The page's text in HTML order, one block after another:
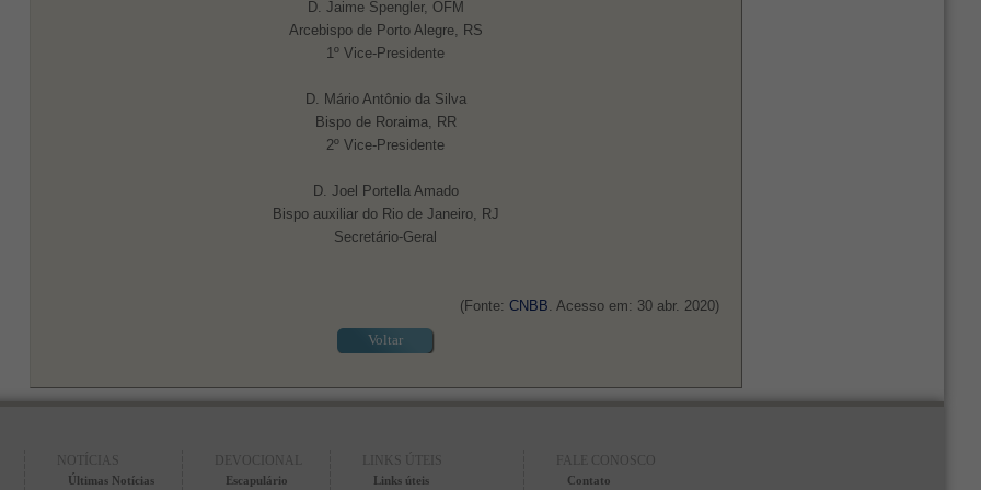
D. Jaime Spengler, OFM
Arcebispo de Porto Alegre, RS
1º Vice-Presidente
D. Mário Antônio da Silva
Bispo de Roraima, RR
2º Vice-Presidente
D. Joel Portella Amado
Bispo auxiliar do Rio de Janeiro, RJ
Secretário-Geral
(Fonte: CNBB . Acesso em: 30 abr. 2020)
Voltar
NOTÍCIAS
Últimas Notícias
DEVOCIONAL
Escapulário
LINKS ÚTEIS
Links úteis
FALE CONOSCO
Contato